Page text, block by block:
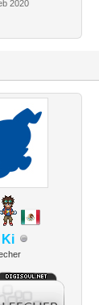
2020
Ki